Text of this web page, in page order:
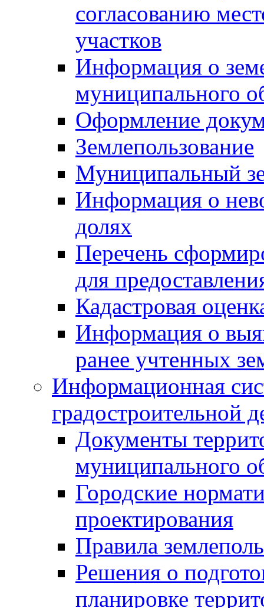
согласованию
участков
Информация о
муниципального
Оформление
Землепользование
Муниципальный
Информация о
долях
Перечень
для
Кадастровая
Информация о
ранее учтенных
Информационная
градостроительной
Документы
муниципального
Городские
проектирования
Правила
Решения о
планировке